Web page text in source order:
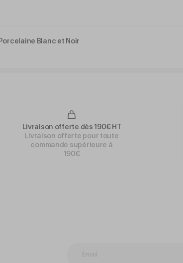
Blanc et Noir
Livraison offerte dès 190€ HT
Livraison offerte pour toute
commande supérieure à
190€